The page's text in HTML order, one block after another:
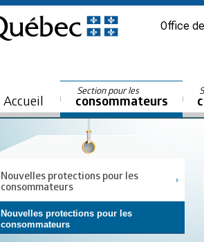
Office
Accueil
Section pour les
consommateurs
Nouvelles protections pour les
consommateurs
Nouvelles protections pour les
consommateurs